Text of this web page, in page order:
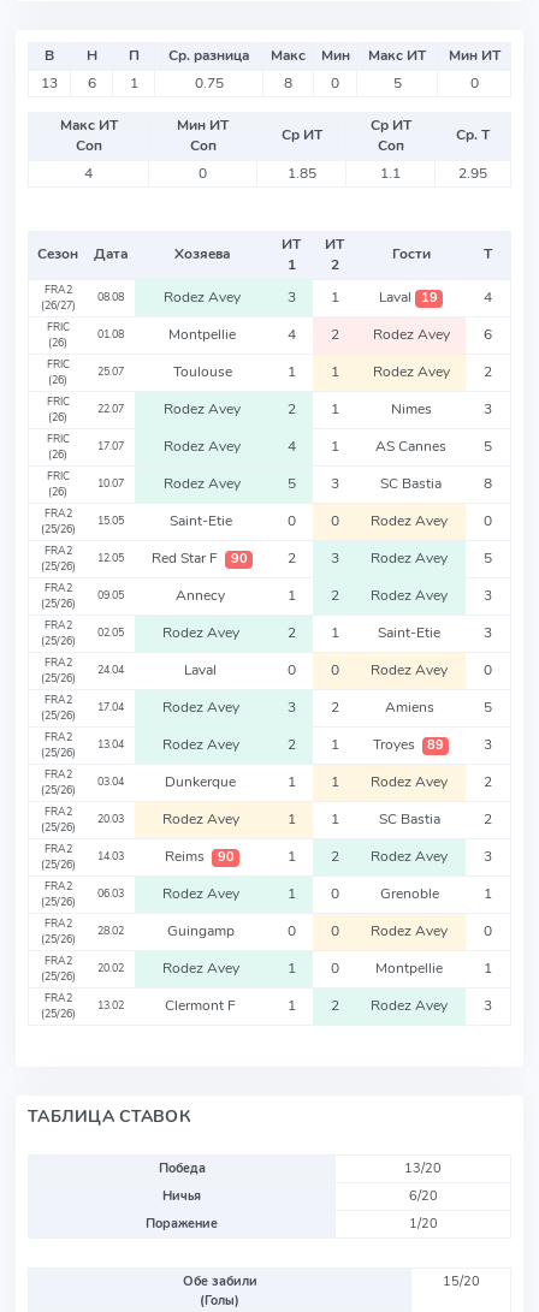
В Н П Ср. разница Макс Мин Макс ИТ
Мин ИТ
13
6 1 0.75 8 0 5 0
Макс ИТ
Соп
Мин ИТ
Соп
Ср ИТ
Ср ИТ
Соп
Ср. Т
4
0 1.85 1.1 2.95
Сезон Дата Хозяева
ИТ
1
ИТ
2
Гости Т
FRA2
(26/27)
08.08 Rodez Avey 3 1 Laval 19 4
FRIC
(26)
01.08 Montpellie 4 2 Rodez Avey 6
FRIC
(26)
25.07 Toulouse 1 1 Rodez Avey 2
FRIC
(26)
22.07 Rodez Avey 2 1 Nimes 3
FRIC
(26)
17.07 Rodez Avey 4 1 AS Cannes 5
FRIC
(26)
10.07 Rodez Avey 5 3 SC Bastia 8
FRA2
(25/26)
15.05 Saint-Etie 0 0 Rodez Avey 0
FRA2
(25/26)
12.05 Red Star F 90 2 3 Rodez Avey 5
FRA2
(25/26)
09.05 Annecy 1 2 Rodez Avey 3
FRA2
(25/26)
02.05 Rodez Avey 2 1 Saint-Etie 3
FRA2
(25/26)
24.04 Laval 0 0 Rodez Avey 0
FRA2
(25/26)
17.04 Rodez Avey 3 2 Amiens 5
FRA2
(25/26)
13.04 Rodez Avey 2 1 Troyes 89 3
FRA2
(25/26)
03.04 Dunkerque 1 1 Rodez Avey 2
FRA2
(25/26)
20.03 Rodez Avey 1 1 SC Bastia 2
FRA2
(25/26)
14.03 Reims 90 1 2 Rodez Avey 3
FRA2
(25/26)
06.03 Rodez Avey 1 0 Grenoble 1
FRA2
(25/26)
28.02 Guingamp 0 0 Rodez Avey 0
FRA2
(25/26)
20.02 Rodez Avey 1 0 Montpellie 1
FRA2
(25/26)
13.02 Clermont F 1 2 Rodez Avey 3
ТАБЛИЦА СТАВОК
Победа
13/20
Ничья
6/20
Поражение
1/20
Обе забили
(Голы)
15/20